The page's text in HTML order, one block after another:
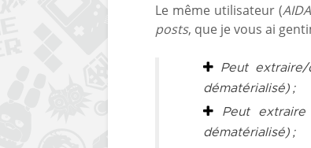
Le même utilisateur (AIDA
posts, que je vous ai
Peut
dématérialisé) ;
Peut extraire
dématérialisé) ;